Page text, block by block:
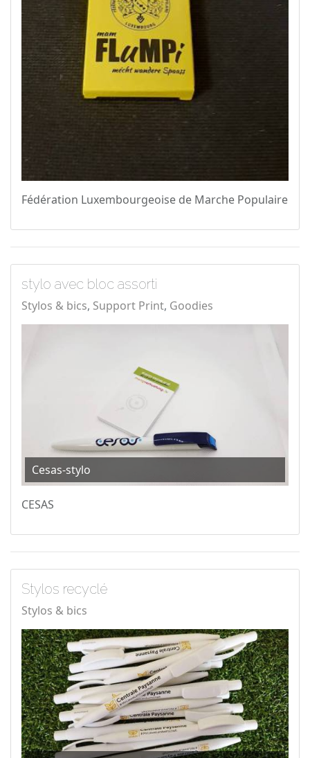
Fédération Luxembourgeoise de Marche Populaire
stylo avec bloc assorti
Stylos & bics Support Print Goodies
Cesas-stylo
CESAS
Stylos recyclé
Stylos & bics